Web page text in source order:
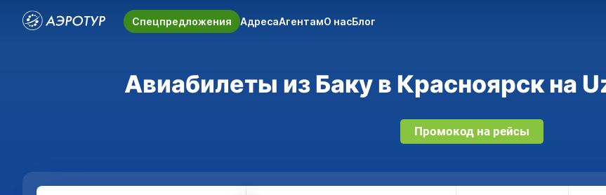
Спецпредложения АдресаАгентамО насБлог
Авиабилеты из Баку в Красноярск на
Промокод на рейсы